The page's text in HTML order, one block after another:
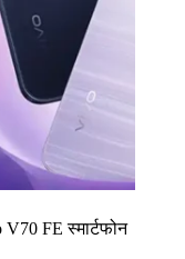
FE स्मार्टफोन